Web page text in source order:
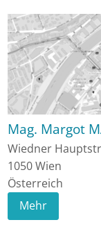
Mag. Margot
Wiedner
1050Wien
Österreich
Mehr